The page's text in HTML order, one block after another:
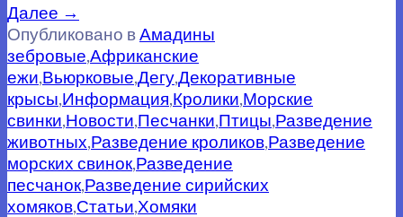
Далее →
Опубликовано вАмадины
зебровые,Африканские
ежи,Вьюрковые,Дегу,Декоративные
крысы,Информация,Кролики,Морские
свинки,Новости,Песчанки,Птицы,Разведение
животных,Разведение кроликов,Разведение
морских свинок,Разведение
песчанок,Разведение сирийских
хомяков,Статьи,Хомяки